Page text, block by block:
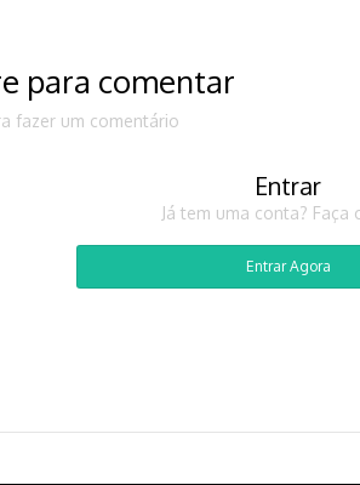
para comentar
fazer um comentário
Entrar
Já tem uma conta? Faça
Entrar Agora